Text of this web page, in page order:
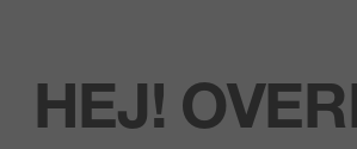
HEJ!